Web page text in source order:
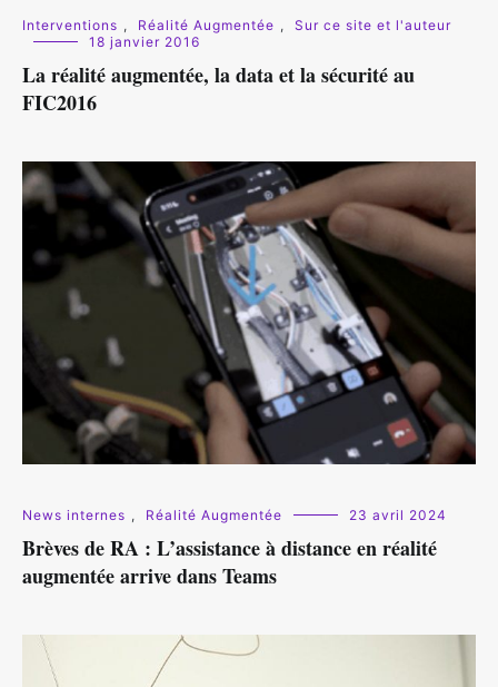
Interventions , Réalité Augmentée ,
Sur ce site et l'auteur
18 janvier 2016
La réalité augmentée, la data et la sécurité au
FIC2016
News internes , Réalité Augmentée 23 avril 2024
Brèves de RA : L’assistance à distance en réalité
augmentée arrive dans Teams